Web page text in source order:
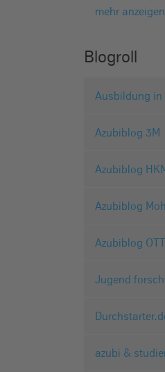
mehr anzeigen
Blogroll
Ausbildung in
Azubiblog 3M
Azubiblog
Azubiblog
Azubiblog
Jugend
azubi &